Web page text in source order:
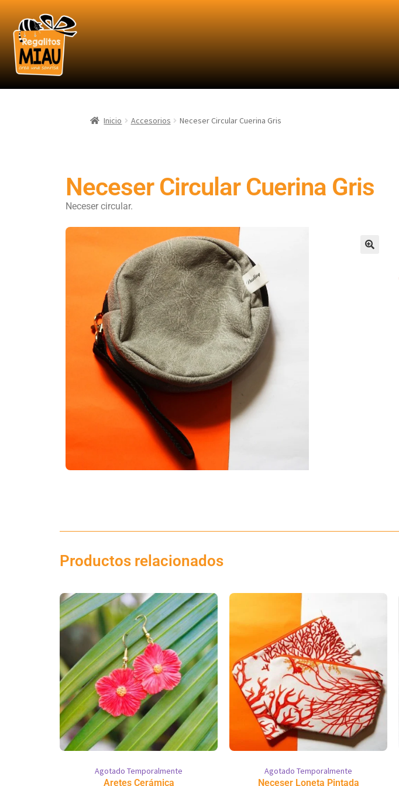
Inicio Accesorios Neceser Circular Cuerina Gris
Neceser Circular Cuerina Gris
Neceser circular.
Productos relacionados
Agotado Temporalmente
Aretes Cerámica
Agotado Temporalmente
Neceser Loneta Pintada